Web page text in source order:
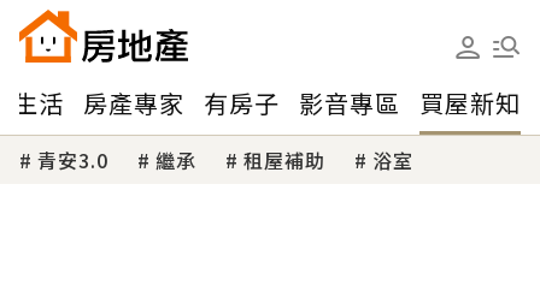
生活 房產專家 有房子 影音專區 買屋新知
青安3.0 繼承 租屋補助 浴室